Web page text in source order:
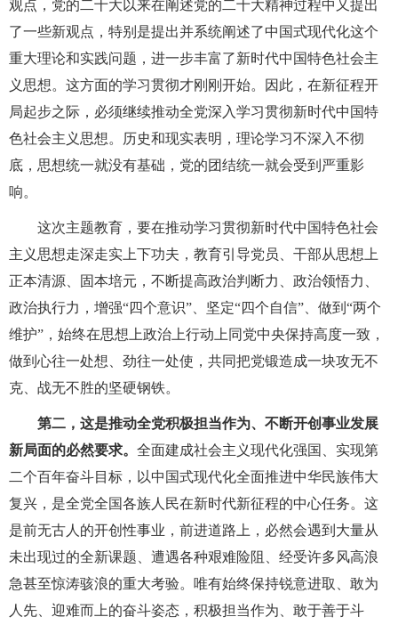
观点，党的二十大以来在阐述党的二十大精神过程中又提出
了一些新观点，特别是提出并系统阐述了中国式现代化这个
重大理论和实践问题，进一步丰富了新时代中国特色社会主
义思想。这方面的学习贯彻才刚刚开始。因此，在新征程开
局起步之际，必须继续推动全党深入学习贯彻新时代中国特
色社会主义思想。历史和现实表明，理论学习不深入不彻
底，思想统一就没有基础，党的团结统一就会受到严重影
响。
这次主题教育，要在推动学习贯彻新时代中国特色社会
主义思想走深走实上下功夫，教育引导党员、干部从思想上
正本清源、固本培元，不断提高政治判断力、政治领悟力、
政治执行力，增强“四个意识”、坚定“四个自信”、做到“两个
维护”，始终在思想上政治上行动上同党中央保持高度一致，
做到心往一处想、劲往一处使，共同把党锻造成一块攻无不
克、战无不胜的坚硬钢铁。
第二，这是推动全党积极担当作为、不断开创事业发展
新局面的必然要求。 全面建成社会主义现代化强国、实现第
二个百年奋斗目标，以中国式现代化全面推进中华民族伟大
复兴，是全党全国各族人民在新时代新征程的中心任务。这
是前无古人的开创性事业，前进道路上，必然会遇到大量从
未出现过的全新课题、遭遇各种艰难险阻、经受许多风高浪
急甚至惊涛骇浪的重大考验。唯有始终保持锐意进取、敢为
人先、迎难而上的奋斗姿态，积极担当作为、敢于善于斗